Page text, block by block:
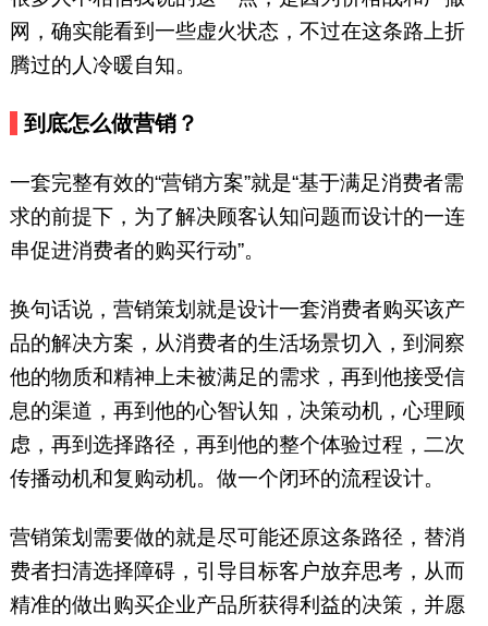
网，确实能看到一些虚火状态，不过在这条路上折
腾过的人冷暖自知。
到底怎么做营销？
一套完整有效的“营销方案”就是“基于满足消费者需
求的前提下，为了解决顾客认知问题而设计的一连
串促进消费者的购买行动”。
换句话说，营销策划就是设计一套消费者购买该产
品的解决方案，从消费者的生活场景切入，到洞察
他的物质和精神上未被满足的需求，再到他接受信
息的渠道，再到他的心智认知，决策动机，心理顾
虑，再到选择路径，再到他的整个体验过程，二次
传播动机和复购动机。做一个闭环的流程设计。
营销策划需要做的就是尽可能还原这条路径，替消
费者扫清选择障碍，引导目标客户放弃思考，从而
精准的做出购买企业产品所获得利益的决策，并愿